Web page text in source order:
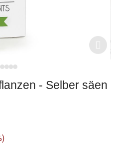
- Selber säen